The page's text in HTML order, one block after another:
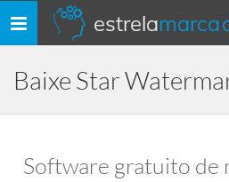
Alternar
navegação
estrelamarca
Baixe Star
Software gratuito de